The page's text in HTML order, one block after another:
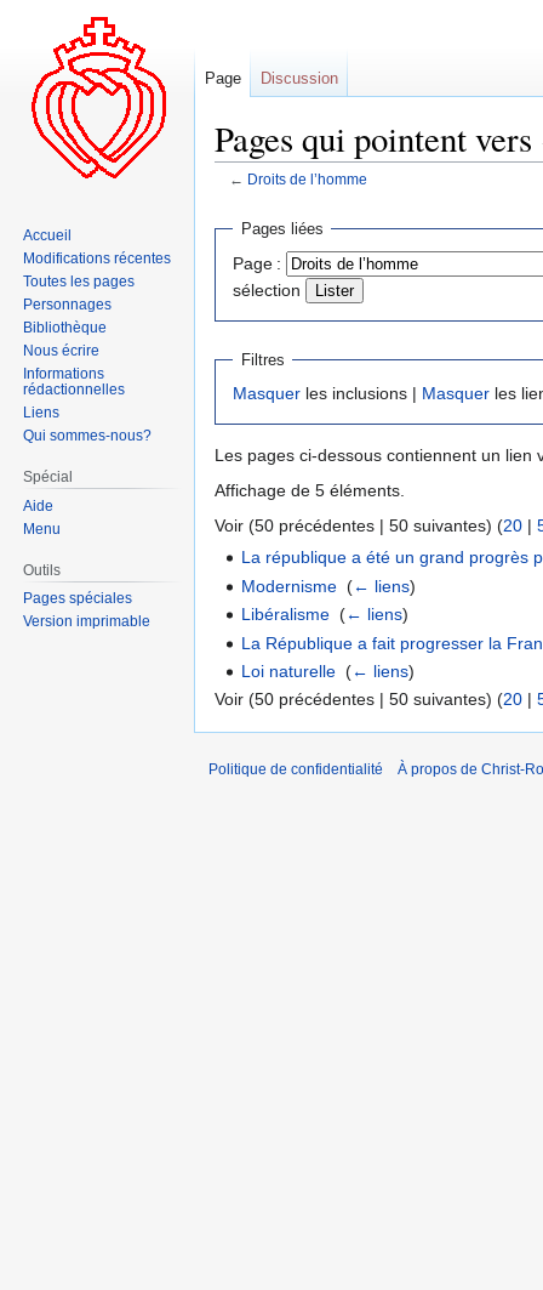
Pages qui pointent
← Droits de l’homme
Aller
navigation
Aller
recherche
Pages liées
Page :
sélection
Filtres
Masquer les inclusions | Masquer les
Les pages ci-dessous contiennent un lien
Affichage de 5 éléments.
Voir (50 précédentes | 50 suivantes) (20 |
La république a été un grand progrès
Modernisme ‎(← liens)
Libéralisme ‎(← liens)
La République a fait progresser la
Loi naturelle ‎(← liens)
Voir (50 précédentes | 50 suivantes) (20 |
Page Discussion
Accueil
Modifications récentes
Toutes les pages
Personnages
Bibliothèque
Nous écrire
Informations
rédactionnelles
Liens
Qui sommes-nous?
Spécial
Aide
Menu
Outils
Pages spéciales
Version imprimable
Politique de confidentialité À propos de Christ-